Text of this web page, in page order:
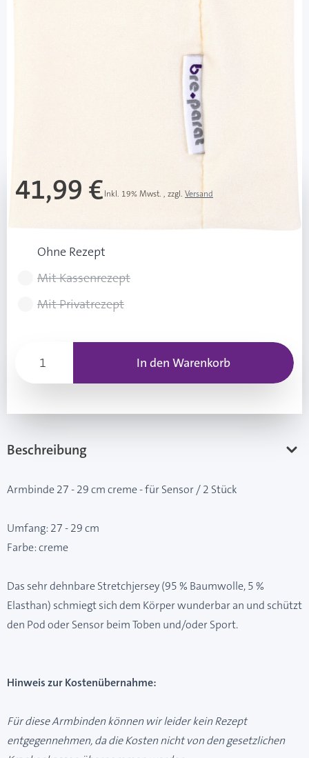
112527
Schutz für den Pod oder den Sensor
41,99 €Inkl. 19% Mwst. , zzgl. Versand
Ohne Rezept
Mit Kassenrezept
Mit Privatrezept
In den Warenkorb
Beschreibung
Armbinde 27 - 29 cm creme - für Sensor / 2 Stück
Umfang: 27 - 29 cm
Farbe: creme
Das sehr dehnbare Stretchjersey (95 % Baumwolle, 5 %
Elasthan) schmiegt sich dem Körper wunderbar an und schützt
den Pod oder Sensor beim Toben und/oder Sport.
Hinweis zur Kostenübernahme:
Für diese Armbinden können wir leider kein Rezept
entgegennehmen, da die Kosten nicht von den gesetzlichen